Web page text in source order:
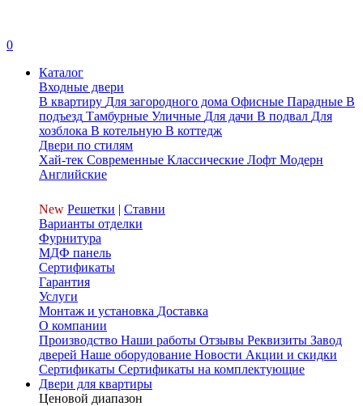
0
Каталог
Входные двери
В квартиру Для загородного дома Офисные Парадные В
подъезд Тамбурные Уличные Для дачи В подвал Для
хозблока В котельную В коттедж
Двери по стилям
Хай-тек Современные Классические Лофт Модерн
Английские
New Решетки | Ставни
Варианты отделки
Фурнитура
МДФ панель
Сертификаты
Гарантия
Услуги
Монтаж и установка Доставка
О компании
Производство Наши работы Отзывы Реквизиты Завод
дверей Наше оборудование Новости Акции и скидки
Сертификаты Сертификаты на комплектующие
Двери для квартиры
Ценовой диапазон